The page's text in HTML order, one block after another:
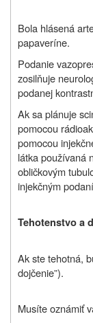
Bola hlásená
papaveríne.
Podanie
zosilňuje
podanej
Ak sa plánuje
pomocou
pomocou
látka používaná
obličkovým
injekčným
Tehotenstvo a
Ak ste tehotná,
dojčenie”).
Musíte oznámiť